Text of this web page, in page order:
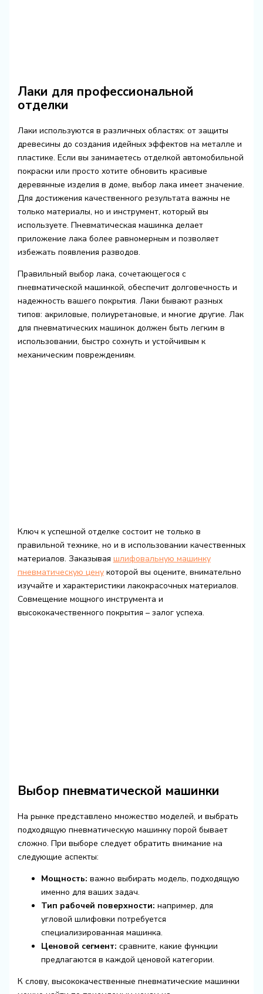
Лаки для профессиональной
отделки
Лаки используются в различных областях: от защиты
древесины до создания идейных эффектов на металле и
пластике. Если вы занимаетесь отделкой автомобильной
покраски или просто хотите обновить красивые
деревянные изделия в доме, выбор лака имеет значение.
Для достижения качественного результата важны не
только материалы, но и инструмент, который вы
используете. Пневматическая машинка делает
приложение лака более равномерным и позволяет
избежать появления разводов.
Правильный выбор лака, сочетающегося с
пневматической машинкой, обеспечит долговечность и
надежность вашего покрытия. Лаки бывают разных
типов: акриловые, полиуретановые, и многие другие. Лак
для пневматических машинок должен быть легким в
использовании, быстро сохнуть и устойчивым к
механическим повреждениям.
Ключ к успешной отделке состоит не только в
правильной технике, но и в использовании качественных
материалов. Заказывая шлифовальную машинку
пневматическую ценукоторой вы оцените, внимательно
изучайте и характеристики лакокрасочных материалов.
Совмещение мощного инструмента и
высококачественного покрытия – залог успеха.
Выбор пневматической машинки
На рынке представлено множество моделей, и выбрать
подходящую пневматическую машинку порой бывает
сложно. При выборе следует обратить внимание на
следующие аспекты:
Мощность: важно выбирать модель, подходящую
именно для ваших задач.
Тип рабочей поверхности: например, для
угловой шлифовки потребуется
специализированная машинка.
Ценовой сегмент: сравните, какие функции
предлагаются в каждой ценовой категории.
К слову, высококачественные пневматические машинки